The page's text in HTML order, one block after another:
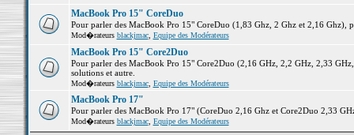
MacBook Pro 15" CoreDuo
Pour parler des MacBook Pro 15" CoreDuo (1,83 Ghz, 2 Ghz et 2,16 Ghz),
Mod�rateurs blackjmac, Equipe des Modérateurs
MacBook Pro 15" Core2Duo
Pour parler des MacBook Pro 15" Core2Duo (2,16 GHz, 2,2 GHz, 2,33
solutions et autre.
Mod�rateurs blackjmac, Equipe des Modérateurs
MacBook Pro 17"
Pour parler des MacBook Pro 17" (CoreDuo 2,16 Ghz et Core2Duo 2,33
Mod�rateurs blackjmac, Equipe des Modérateurs